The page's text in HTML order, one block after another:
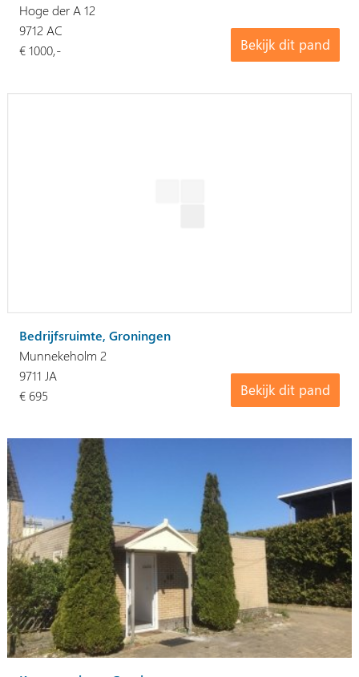
Hoge der A 12
Bekijk dit pand
9712 AC
€ 1000,-
Bedrijfsruimte, Groningen
Munnekeholm 2
Bekijk dit pand
9711 JA
€ 695